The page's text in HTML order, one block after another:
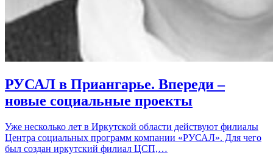
РУСАЛ в Приангарье. Впереди –
новые социальные проекты
Уже несколько лет в Иркутской области действуют филиалы
Центра социальных программ компании «РУСАЛ». Для чего
был создан иркутский филиал ЦСП,…